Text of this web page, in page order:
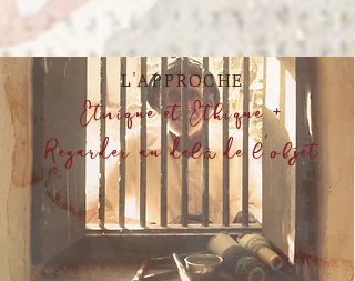
L'APPROCHE
Etnique et Ethique +
Regarder au delàde l'objet